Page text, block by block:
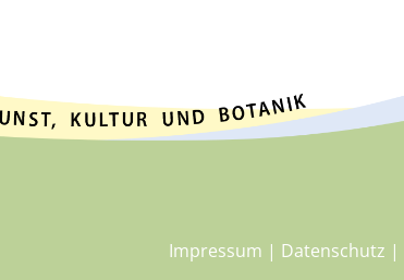
Impressum | Datenschutz |